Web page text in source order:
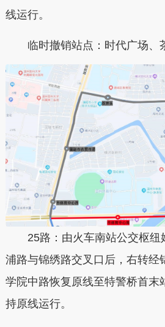
线运行。
临时撤销站点：时代广场、
25路：由火车南站公交枢
浦路与锦绣路交叉口后，右转经
学院中路恢复原线至特警桥首末
持原线运行。